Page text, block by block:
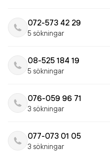
072-573 42 29
5 sökningar
08-525 184 19
5 sökningar
076-059 96 71
3 sökningar
077-073 01 05
3 sökningar